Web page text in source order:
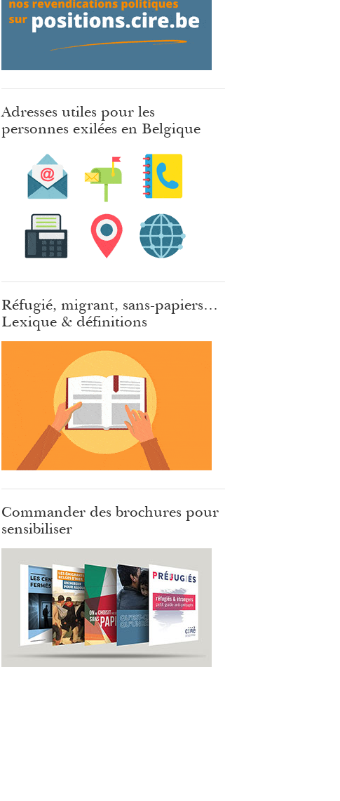
Adresses utiles pour les
personnes exilées en Belgique
Réfugié, migrant, sans-papiers…
Lexique & définitions
Commander des brochures pour
sensibiliser